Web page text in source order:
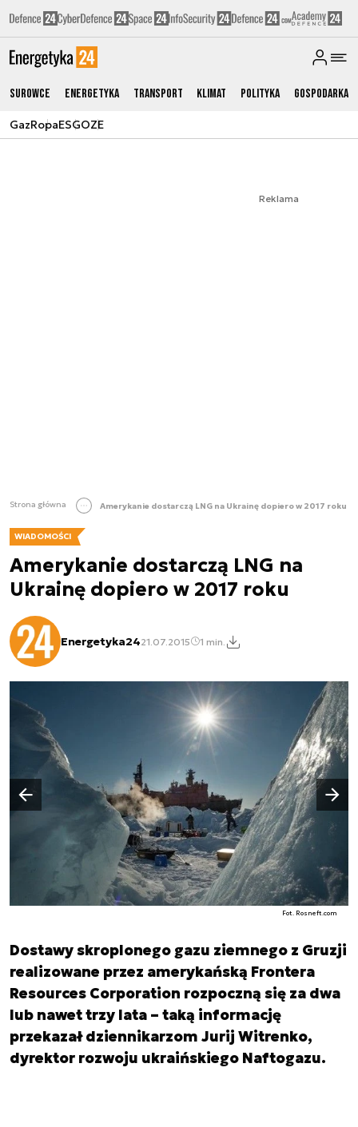
Surowce Energetyka Transport Klimat Polityka Gospodarka
GazRopaESGOZE
Reklama
Strona główna Amerykanie dostarczą LNG na Ukrainę dopiero w 2017 roku
WIADOMOŚCI
Amerykanie dostarczą LNG na
Ukrainę dopiero w 2017 roku
Energetyka2421.07.2015 1 min.
Fot. Rosneft.com
Poprzedni slajd
Następny slajd
Dostawy skroplonego gazu ziemnego z Gruzji
realizowane przez amerykańską Frontera
Resources Corporation rozpoczną się za dwa
lub nawet trzy lata – taką informację
przekazał dziennikarzom Jurij Witrenko,
dyrektor rozwoju ukraińskiego Naftogazu.